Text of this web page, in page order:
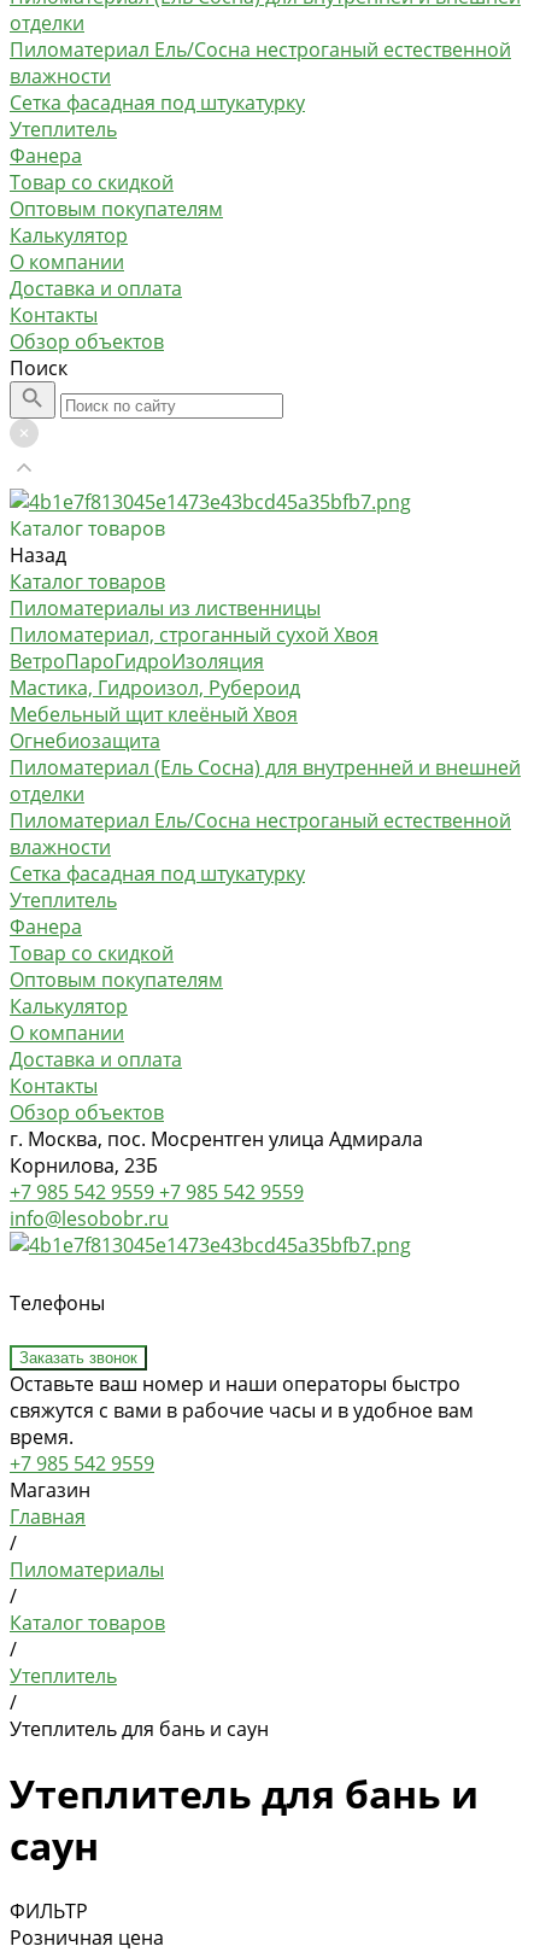
отделки
Пиломатериал Ель/Сосна нестроганый естественной
влажности
Сетка фасадная под штукатурку
Утеплитель
Фанера
Товар со скидкой
Оптовым покупателям
Калькулятор
О компании
Доставка и оплата
Контакты
Обзор объектов
Поиск
Каталог товаров
Назад
Каталог товаров
Пиломатериалы из лиственницы
Пиломатериал, строганный сухой Хвоя
ВетроПароГидроИзоляция
Мастика, Гидроизол, Рубероид
Мебельный щит клеёный Хвоя
Огнебиозащита
Пиломатериал (Ель Сосна) для внутренней и внешней
отделки
Пиломатериал Ель/Сосна нестроганый естественной
влажности
Сетка фасадная под штукатурку
Утеплитель
Фанера
Товар со скидкой
Оптовым покупателям
Калькулятор
О компании
Доставка и оплата
Контакты
Обзор объектов
г. Москва, пос. Мосрентген улица Адмирала
Корнилова, 23Б
+7 985 542 9559+7 985 542 9559
info@lesobobr.ru
Телефоны
Заказать звонок
Оставьте ваш номер и наши операторы быстро
свяжутся с вами в рабочие часы и в удобное вам
время.
+7 985 542 9559
Магазин
Главная
/
Пиломатериалы
/
Каталог товаров
/
Утеплитель
/
Утеплитель для бань и саун
Утеплитель для бань и
саун
ФИЛЬТР
Розничная цена